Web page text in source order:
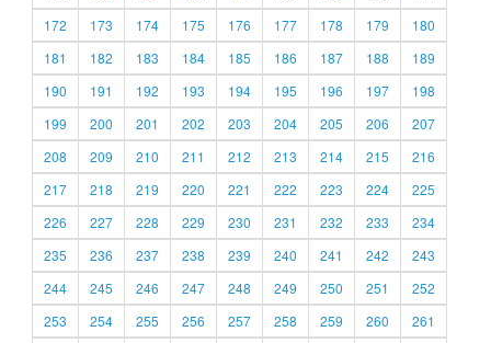
172
173 174 175 176 177 178 179
180
181
182 183 184 185 186 187 188
189
190
191 192 193 194 195 196 197
198
199
200 201 202 203 204 205 206
207
208
209 210 211 212 213 214 215
216
217
218 219 220 221 222 223 224
225
226
227 228 229 230 231 232 233
234
235
236 237 238 239 240 241 242
243
244
245 246 247 248 249 250 251
252
253
254 255 256 257 258 259 260
261